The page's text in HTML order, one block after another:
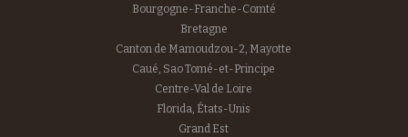
Bourgogne-Franche-Comté
Bretagne
Canton de Mamoudzou-2, Mayotte
Caué, Sao Tomé-et-Principe
Centre-Val de Loire
Florida, États-Unis
Grand Est